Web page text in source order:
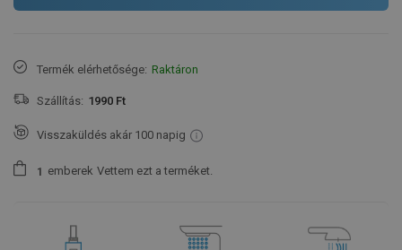
Termék elérhetősége: Raktáron
Szállítás: 1990 Ft
Visszaküldés akár 100 napig
1 emberek Vettem ezt a terméket.